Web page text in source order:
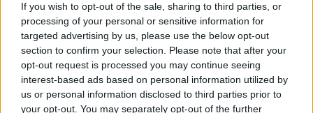
If you wish to opt-out of the sale, sharing to third parties, or
processing of your personal or sensitive information for
targeted advertising by us, please use the below opt-out
section to confirm your selection. Please note that after your
opt-out request is processed you may continue seeing
interest-based ads based on personal information utilized by
us or personal information disclosed to third parties prior to
your opt-out. You may separately opt-out of the further